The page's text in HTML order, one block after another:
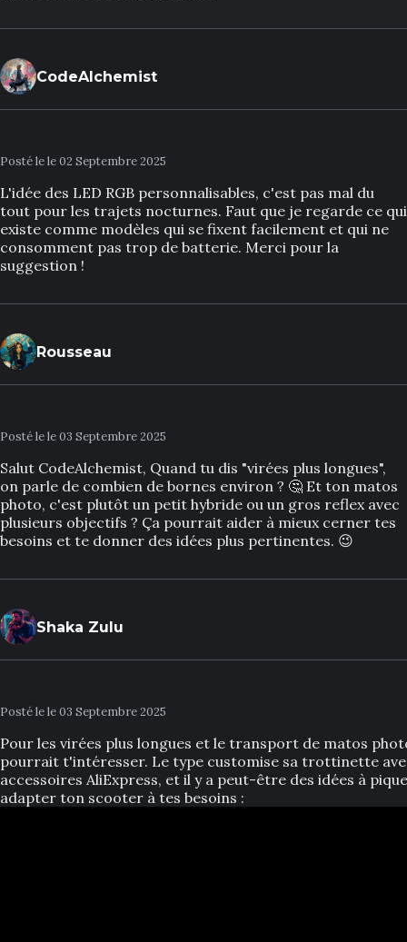
CodeAlchemist
Posté le le 02 Septembre 2025
L'idée des LED RGB personnalisables, c'est pas mal du
tout pour les trajets nocturnes. Faut que je regarde ce qui
existe comme modèles qui se fixent facilement et qui ne
consomment pas trop de batterie. Merci pour la
suggestion !
Rousseau
Posté le le 03 Septembre 2025
Salut CodeAlchemist, Quand tu dis "virées plus longues",
on parle de combien de bornes environ ? 🤔 Et ton matos
photo, c'est plutôt un petit hybride ou un gros reflex avec
plusieurs objectifs ? Ça pourrait aider à mieux cerner tes
besoins et te donner des idées plus pertinentes. 😉
Shaka Zulu
Posté le le 03 Septembre 2025
Pour les virées plus longues et le transport de matos
pourrait t'intéresser. Le type customise sa trottinette
accessoires AliExpress, et il y a peut-être des idées à
adapter ton scooter à tes besoins :